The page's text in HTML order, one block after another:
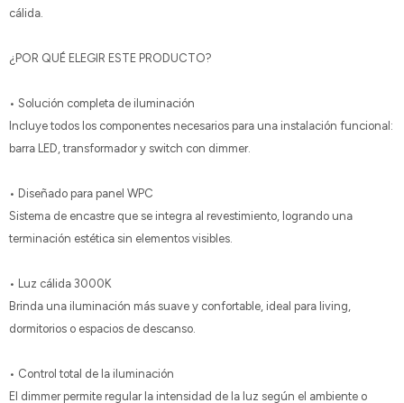
cálida.
¿POR QUÉ ELEGIR ESTE PRODUCTO?
• Solución completa de iluminación
Incluye todos los componentes necesarios para una instalación funcional:
barra LED, transformador y switch con dimmer.
• Diseñado para panel WPC
Sistema de encastre que se integra al revestimiento, logrando una
terminación estética sin elementos visibles.
• Luz cálida 3000K
Brinda una iluminación más suave y confortable, ideal para living,
dormitorios o espacios de descanso.
• Control total de la iluminación
El dimmer permite regular la intensidad de la luz según el ambiente o